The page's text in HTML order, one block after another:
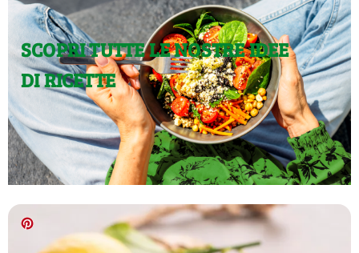
SCOPRI TUTTE LE NOSTRE IDEE
DI RICETTE